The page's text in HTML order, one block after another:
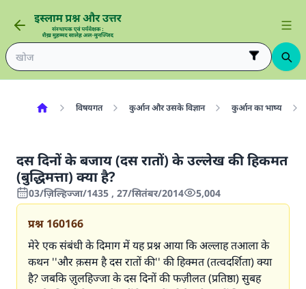
विषयगत कुर्आन और उसके विज्ञान कुर्आन का भाष्य
दस दिनों के बजाय (दस रातों) के उल्लेख की हिकमत
(बुद्धिमत्ता) क्या है?
03/ज़िल्हिज्जा/1435 , 27/सितंबर/2014 5,004
प्रश्न 160166
मेरे एक संबंधी के दिमाग में यह प्रश्न आया कि अल्लाह तआला के
कथन ''और क़सम है दस रातों की'' की हिक्मत (तत्वदर्शिता) क्या
है? जबकि ज़ुलहिज्जा के दस दिनों की फज़ीलत (प्रतिष्ठा) सुबह